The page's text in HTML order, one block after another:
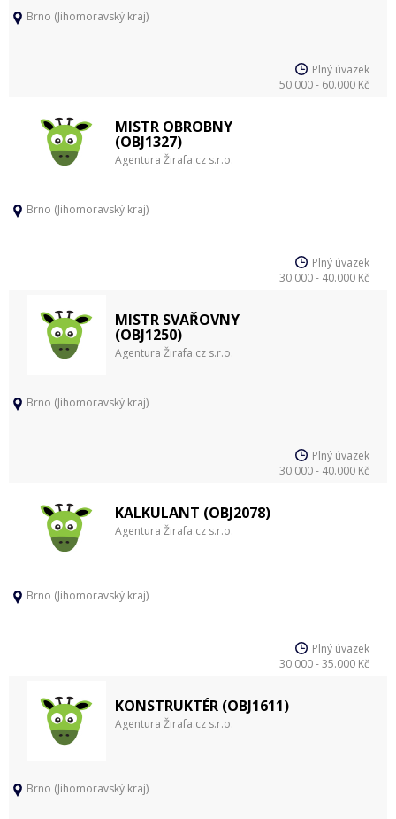
Brno (Jihomoravský kraj)
Plný úvazek
50.000 - 60.000 Kč
MISTR OBROBNY
(OBJ1327)
Agentura Žirafa.cz s.r.o.
Brno (Jihomoravský kraj)
Plný úvazek
30.000 - 40.000 Kč
MISTR SVAŘOVNY
(OBJ1250)
Agentura Žirafa.cz s.r.o.
Brno (Jihomoravský kraj)
Plný úvazek
30.000 - 40.000 Kč
KALKULANT (OBJ2078)
Agentura Žirafa.cz s.r.o.
Brno (Jihomoravský kraj)
Plný úvazek
30.000 - 35.000 Kč
KONSTRUKTÉR (OBJ1611)
Agentura Žirafa.cz s.r.o.
Brno (Jihomoravský kraj)